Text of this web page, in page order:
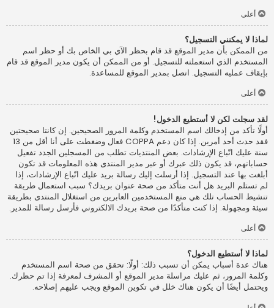
أعلى
لماذا لا يمكنني التسجيل؟
من الممكن بأن مدير الموقع قد قام بحظر الآي بي الخاص بك أو حظر اسم
المستخدم الذي استعملته للتسجيل. أو من الممكن أن يكون مدير الموقع قد قام
بإيقاف عمليه التسجيل. اتصل بمدير الموقع للمساعدة.
أعلى
لقد سجلت لكن لا أستطيع الدخول!
أولًا تأكد من إدخالك اسم المستخدم وكلمة المرور الصحيحين. إن كانتا صحيحتين
فقد حدث أحد أمرين. إذا كان دعم COPPA فعال وضغطت على أنا أقل من 13
سنة عليك اتّباع الإرشادات. بعض المنتديات تطلب من المسجلين الجدد تفعيل
حساباتهم، قد يكون ذلك عبرك أو عبر مدير المنتدى هذه المعلومات قد تكون
أبلغت بها عند التسجيل. إذا أرسلت إليك رسالة بريد عليك اتّباع الإرشادات، إذا
لم تستلم البريد هل أنت متأكد من صحة عنوان بريدك؟ سبب استعمال طريقة
تنشيط الحساب تلك هي منع المستخدمين العابرين من استغلال المنتدى بطريقة
سيئة ومجهولة. إذا كنت متأكدًا من صحة بريدك الالكتروني فأرسل رسالة للمدير.
أعلى
لماذا لا أستطيع الدخول؟
هناك عدة أسباب يمكن أن تسبب ذلك: أولًا: تحقق من صحة اسم المستخدم
وكلمة المرور، ثم عليك مراسلة مدير الموقع أو المشرف لمعرفة إذا تم حظرك.
ويحتمل أيضًا أن يكون هناك خلل في تكوين الموقع ويجب عليهم إصلاحه.